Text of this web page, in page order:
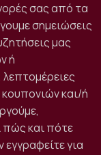
σας από τα
σημειώσεις
μας
ή
και/ή
πώς και πότε
εγγραφείτε για